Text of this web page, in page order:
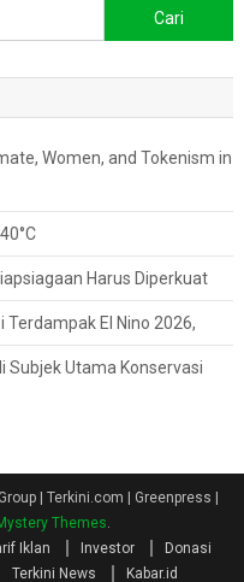
untuk:
Women, and Tokenism in
Harus Diperkuat
Terdampak El Nino 2026,
Subjek Utama Konservasi
| Terkini.com | Greenpress |
Themes
Iklan Investor
Donasi
Terkini News Kabar.id